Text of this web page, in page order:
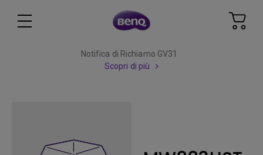
Notifica di Richiamo GV31
Scopri di più